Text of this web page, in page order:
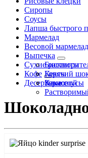
Сиропы
Соусы
Лапша быстрого
Мармелад
Весовой мармелад
Выпечка
Бисквиты
Кексы
Сухие
Горячий
Какао
Кофе
Зерновой
Десертные соусы